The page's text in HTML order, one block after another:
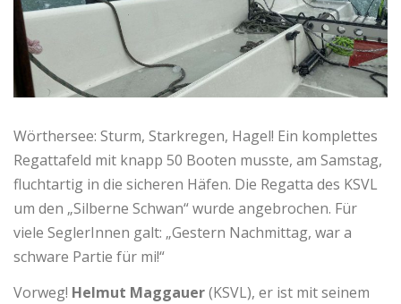
Wörthersee: Sturm, Starkregen, Hagel! Ein komplettes
Regattafeld mit knapp 50 Booten musste, am Samstag,
fluchtartig in die sicheren Häfen. Die Regatta des KSVL
um den „Silberne Schwan“ wurde angebrochen. Für
viele SeglerInnen galt: „Gestern Nachmittag, war a
schware Partie für mi!“
Vorweg! Helmut Maggauer(KSVL), er ist mit seinem